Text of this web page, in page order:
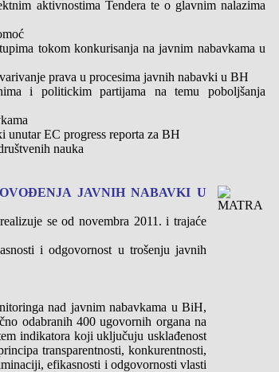
aktivnostima Tendera te o glavnim nalazima
tokom konkurisanja na javnim nabavkama u
prava u procesima javnih nabavki u BH
i politickim partijama na temu poboljšanja
unutar EC progress reporta za BH
nauka
JAVNIH NABAVKI U
se od novembra 2011. i trajaće
i odgovornost u trošenju javnih
nad javnim nabavkama u BiH,
odabranih 400 ugovornih organa na
indikatora koji uključuju usklađenost
transparentnosti, konkurentnosti,
efikasnosti i odgovornosti vlasti